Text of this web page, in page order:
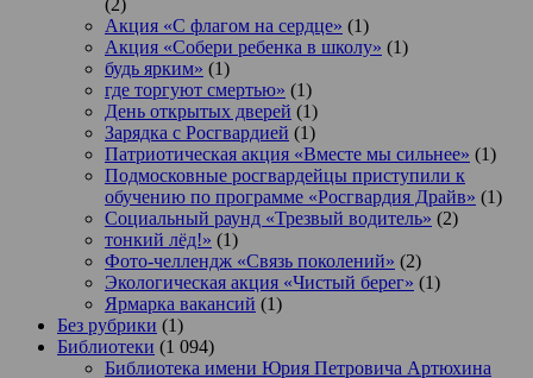
Акция «С флагом на сердце» (1)
Акция «Собери ребенка в школу» (1)
будь ярким» (1)
где торгуют смертью» (1)
День открытых дверей (1)
Зарядка с Росгвардией (1)
Патриотическая акция «Вместе мы сильнее» (1)
Подмосковные росгвардейцы приступили к
обучению по программе «Росгвардия Драйв» (1)
Социальный раунд «Трезвый водитель» (2)
тонкий лёд!» (1)
Фото-челлендж «Связь поколений» (2)
Экологическая акция «Чистый берег» (1)
Ярмарка вакансий (1)
Без рубрики (1)
Библиотеки (1 094)
Библиотека имени Юрия Петровича Артюхина